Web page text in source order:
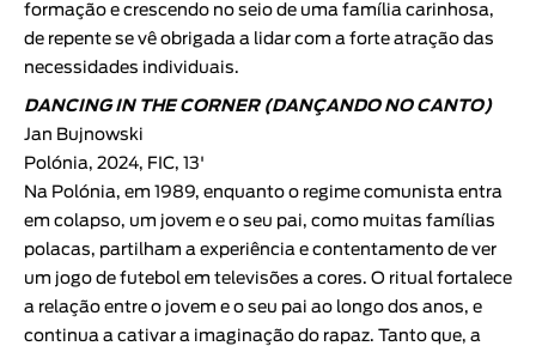
formação e crescendo no seio de uma família carinhosa,
de repente se vê obrigada a lidar com a forte atração das
necessidades individuais.
DANCING IN THE CORNER (DANÇANDO NO CANTO)
Jan Bujnowski
Polónia, 2024, FIC, 13'
Na Polónia, em 1989, enquanto o regime comunista entra
em colapso, um jovem e o seu pai, como muitas famílias
polacas, partilham a experiência e contentamento de ver
um jogo de futebol em televisões a cores. O ritual fortalece
a relação entre o jovem e o seu pai ao longo dos anos, e
continua a cativar a imaginação do rapaz. Tanto que, a